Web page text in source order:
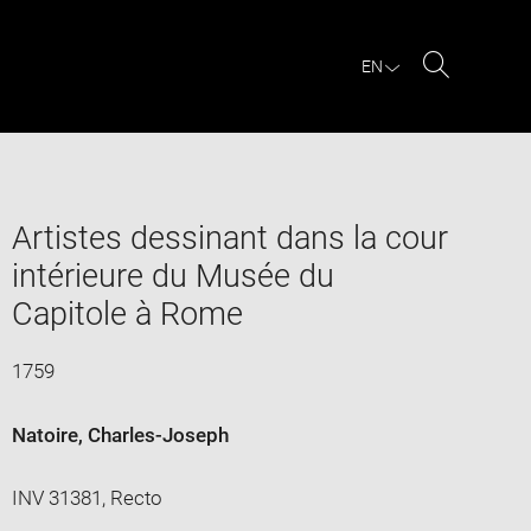
EN
Artistes dessinant dans la cour
intérieure du Musée du
Capitole à Rome
1759
Natoire, Charles-Joseph
INV 31381, Recto